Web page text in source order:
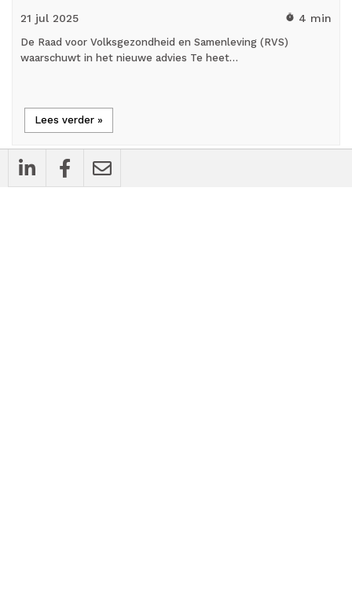
21 jul 2025 timer 4 min
De Raad voor Volksgezondheid en Samenleving (RVS)
waarschuwt in het nieuwe advies Te heet…
Lees verder »